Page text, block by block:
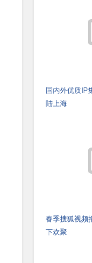
国内外优质IP
陆上海
春季搜狐视频
下欢聚